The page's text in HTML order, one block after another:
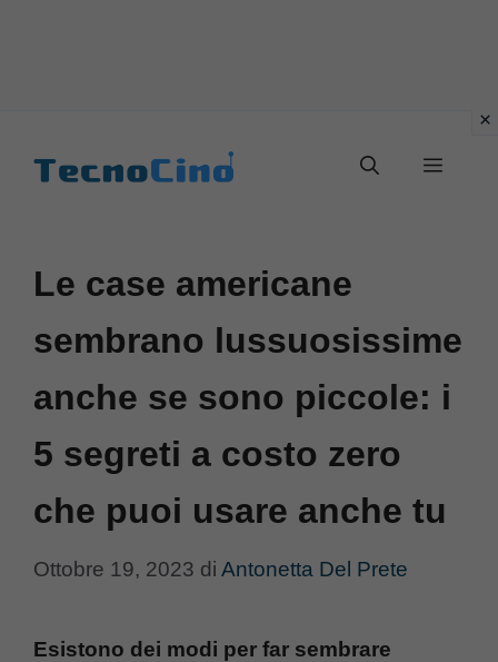
Menu
Le case americane
sembrano lussuosissime
anche se sono piccole: i
5 segreti a costo zero
che puoi usare anche tu
Ottobre 19, 2023 di Antonetta Del Prete
Esistono dei modi per far sembrare